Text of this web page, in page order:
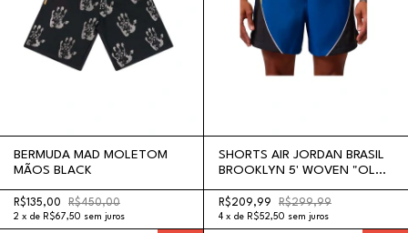
BERMUDA MAD MOLETOM
MÃOS BLACK
R$135,00 R$450,00
2 x de R$67,50 sem juros
SHORTS AIR JORDAN BRASIL
BROOKLYN 5' WOVEN "OLD
R$209,99 R$299,99
4 x de R$52,50 sem juros